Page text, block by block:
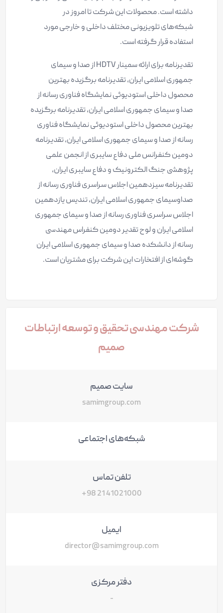
داشته است. محصولات این شرکت تا امروز در
شبکه‌های تلویزیونی مختلف داخلی و خارجی مورد
استفاده قرار گرفته است.
تقديرنامه برای ارائه سمينار HDTV از صدا و سیمای
جمهوری اسلامی ایران، تقديرنامه برگزیده بهترین
محصول داخلی استودیوئی نمایشگاه فناوری رسانه از
صدا و سیمای جمهوری اسلامی ایران، تقديرنامه برگزیده
بهترین محصول داخلی استودیوئی نمایشگاه فناوری
رسانه از صدا و سیمای جمهوری اسلامی ایران، تقدیرنامه
دومین کنفرانس ملی دفاع سایبری از انجمن علمی
پژوهشی جنگ الکترونیک و دفاع سایبری ایران،
تقدیرنامه سیزدهمین اجلاس سراسری فناوری رسانه از
صداوسیمای جمهوری اسلامی ایران، تندیس یازدهمین
اجلاس سراسری فناوری رسانه از صدا و سیمای جمهوری
اسلامی ایران و لوح تقدیر دومین کنفراس مهندسی
رسانه از دانشکده صدا و سیمای جمهوری اسلامی ایران
گوشه‌ای از افتخارات این شرکت برای مشتریان است.
شرکت مهندسی تحقیق و توسعه ارتباطات
صمیم
سایت صمیم
samimgroup.com
شبکه‌های اجتماعی
تلفن تماس
41021000 21 98+
ایمیل
director@samimgroup.com
دفتر مرکزی
-